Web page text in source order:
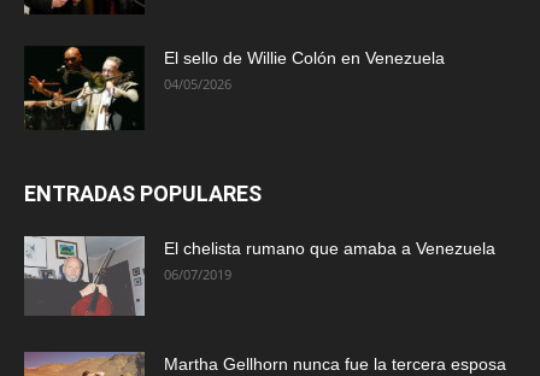
El sello de Willie Colón en Venezuela
04/05/2026
ENTRADAS POPULARES
El chelista rumano que amaba a Venezuela
06/07/2019
Martha Gellhorn nunca fue la tercera esposa